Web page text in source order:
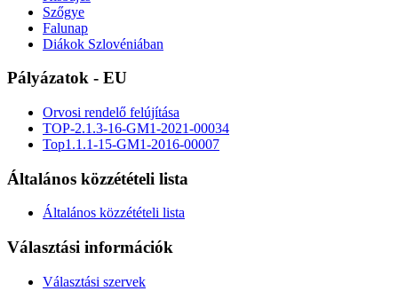
Szőgye
Falunap
Diákok Szlovéniában
Pályázatok - EU
Orvosi rendelő felújítása
TOP-2.1.3-16-GM1-2021-00034
Top1.1.1-15-GM1-2016-00007
Általános közzétételi lista
Általános közzétételi lista
Választási információk
Választási szervek